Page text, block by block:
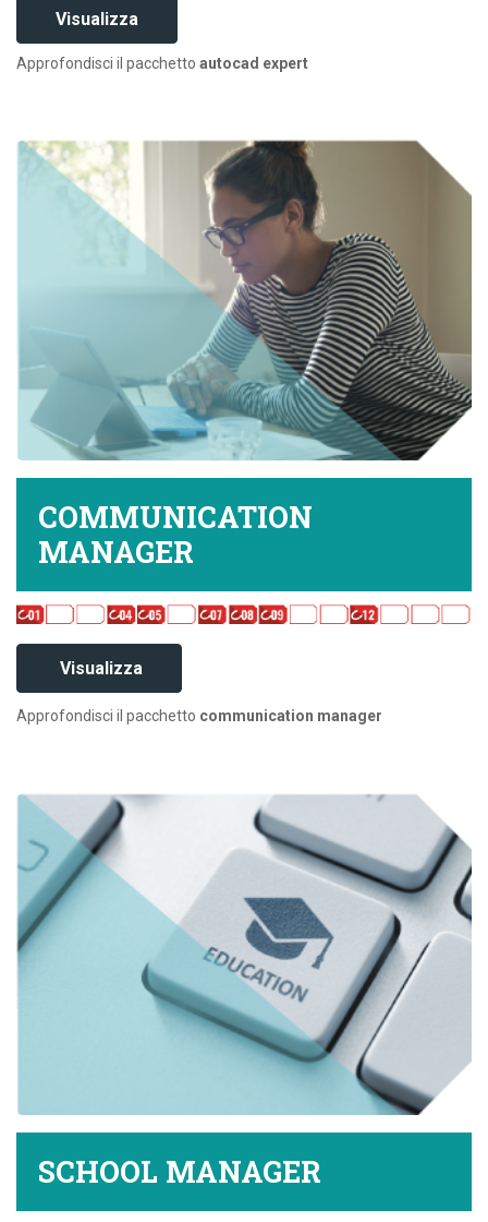
Visualizza
Approfondisci il pacchetto autocad expert
COMMUNICATION
MANAGER
Visualizza
Approfondisci il pacchetto communication manager
SCHOOL MANAGER